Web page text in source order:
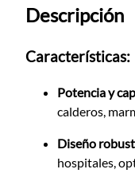
Descripción
Características:
Potencia y
calderos,
Diseño
hospitales,